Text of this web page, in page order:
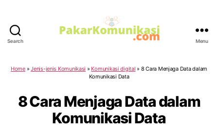
Search Menu
Home»Jenis-jenis Komunikasi » Komunikasi digital » 8 Cara Menjaga Data dalam
Komunikasi Data
8 Cara Menjaga Data dalam
Komunikasi Data